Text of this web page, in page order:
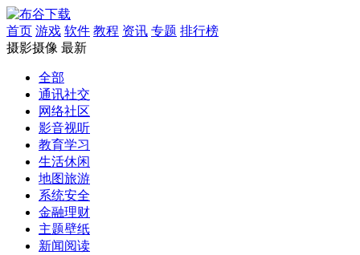
首页 游戏 软件 教程 资讯 专题 排行榜
摄影摄像 最新
全部
通讯社交
网络社区
影音视听
教育学习
生活休闲
地图旅游
系统安全
金融理财
主题壁纸
新闻阅读